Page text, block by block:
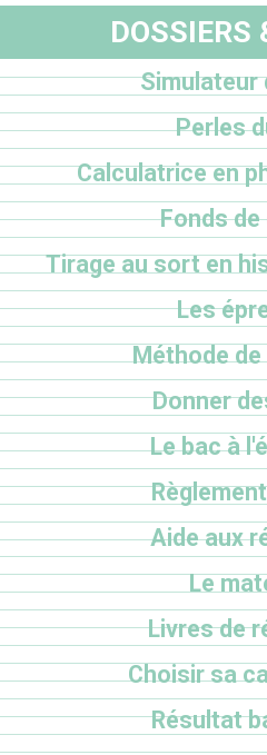
DOSSIERS
Simulateur
Perles
Calculatrice en
Fonds
Tirage au sort en
Les
Méthode
Donner
Le bac à
Aide aux
Le
Livres de
Choisir sa
Résultat